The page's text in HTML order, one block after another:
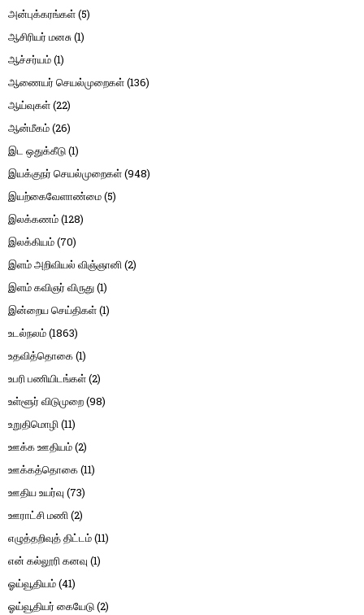
அன்புக்கரங்கள்(5)
ஆசிரியர் மனசு(1)
ஆச்சர்யம்(1)
ஆணையர் செயல்முறைகள்(136)
ஆய்வுகள்(22)
ஆன்மீகம்(26)
இட ஒதுக்கீடு(1)
இயக்குநர் செயல்முறைகள்(948)
இயற்கைவேளாண்மை(5)
இலக்கணம்(128)
இலக்கியம்(70)
இளம் அறிவியல் விஞ்ஞானி(2)
இளம் கவிஞர் விருது(1)
இன்றைய செய்திகள்(1)
உடல்நலம்(1863)
உதவித்தொகை(1)
உபரி பணியிடங்கள்(2)
உள்ளூர் விடுமுறை(98)
உறுதிமொழி(11)
ஊக்க ஊதியம்(2)
ஊக்கத்தொகை(11)
ஊதிய உயர்வு (73)
ஊராட்சி மணி(2)
எழுத்தறிவுத் திட்டம்(11)
என் கல்லூரி கனவு (1)
ஓய்வூதியம்(41)
ஓய்வூதியர் கையேடு(2)